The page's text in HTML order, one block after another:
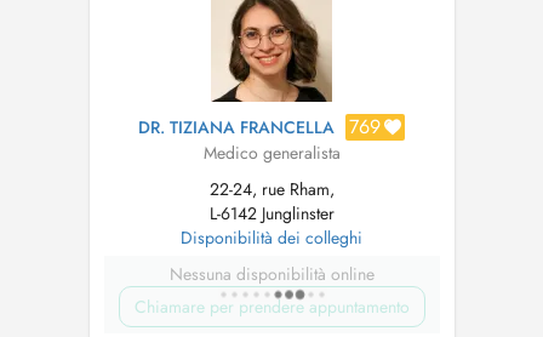
DR. TIZIANA FRANCELLA 769
Medico generalista
22-24, rue Rham,
L-6142 Junglinster
Disponibilità dei colleghi
Nessuna disponibilità online
Chiamare per prendere appuntamento